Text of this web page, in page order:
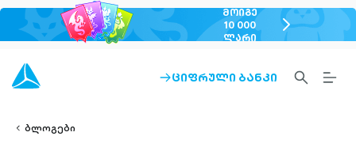
ᲛᲝᲘᲒᲔ
10 000
ᲚᲐᲠᲘ
chevron-
right-
ARROW-
ᲪᲘᲤᲠᲣᲚᲘ ᲑᲐᲜᲙᲘ
SEARCH-
OUTLINED
ბლოგები